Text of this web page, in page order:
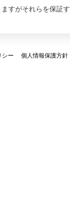
すがそれらを保証
シー
個人情報保護方針